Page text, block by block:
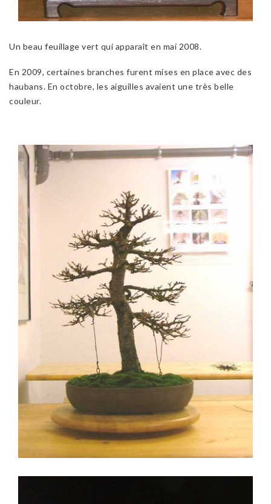
Un beau feuillage vert qui apparaît en mai 2008.
En 2009, certaines branches furent mises en place avec des
haubans. En octobre, les aiguilles avaient une très belle
couleur.